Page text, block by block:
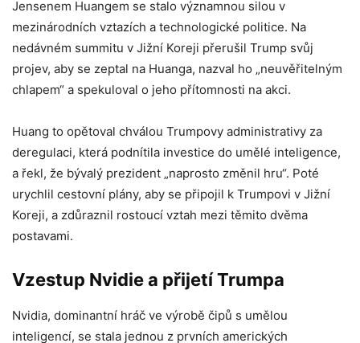
Jensenem Huangem se stalo významnou silou v
mezinárodních vztazích a technologické politice. Na
nedávném summitu v Jižní Koreji přerušil Trump svůj
projev, aby se zeptal na Huanga, nazval ho „neuvěřitelným
chlapem“ a spekuloval o jeho přítomnosti na akci.
Huang to opětoval chválou Trumpovy administrativy za
deregulaci, která podnítila investice do umělé inteligence,
a řekl, že bývalý prezident „naprosto změnil hru“. Poté
urychlil cestovní plány, aby se připojil k Trumpovi v Jižní
Koreji, a zdůraznil rostoucí vztah mezi těmito dvěma
postavami.
Vzestup Nvidie a přijetí Trumpa
Nvidia, dominantní hráč ve výrobě čipů s umělou
inteligencí, se stala jednou z prvních amerických